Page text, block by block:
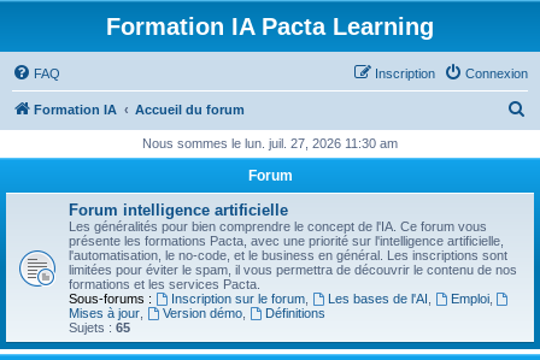
Formation IA Pacta Learning
FAQ Connexion
Inscription
Formation IA Accueil du forum
h
e
Nous sommes le lun. juil. 27, 2026 11:30 am
Forum
Forum intelligence artificielle
Les généralités pour bien comprendre le concept de l'IA. Ce forum vous
présente les formations Pacta, avec une priorité sur l'intelligence artificielle,
l'automatisation, le no-code, et le business en général. Les inscriptions sont
limitées pour éviter le spam, il vous permettra de découvrir le contenu de nos
formations et les services Pacta.
Sous-forums :
Inscription sur le forum, Les bases de l'AI Emploi,
Mises à jour
Version démo,
Définitions
Sujets : 65